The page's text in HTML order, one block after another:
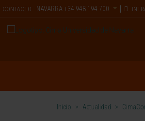
CONTACTO NAVARRA +34 948 194 700
Inicio > Actualidad >